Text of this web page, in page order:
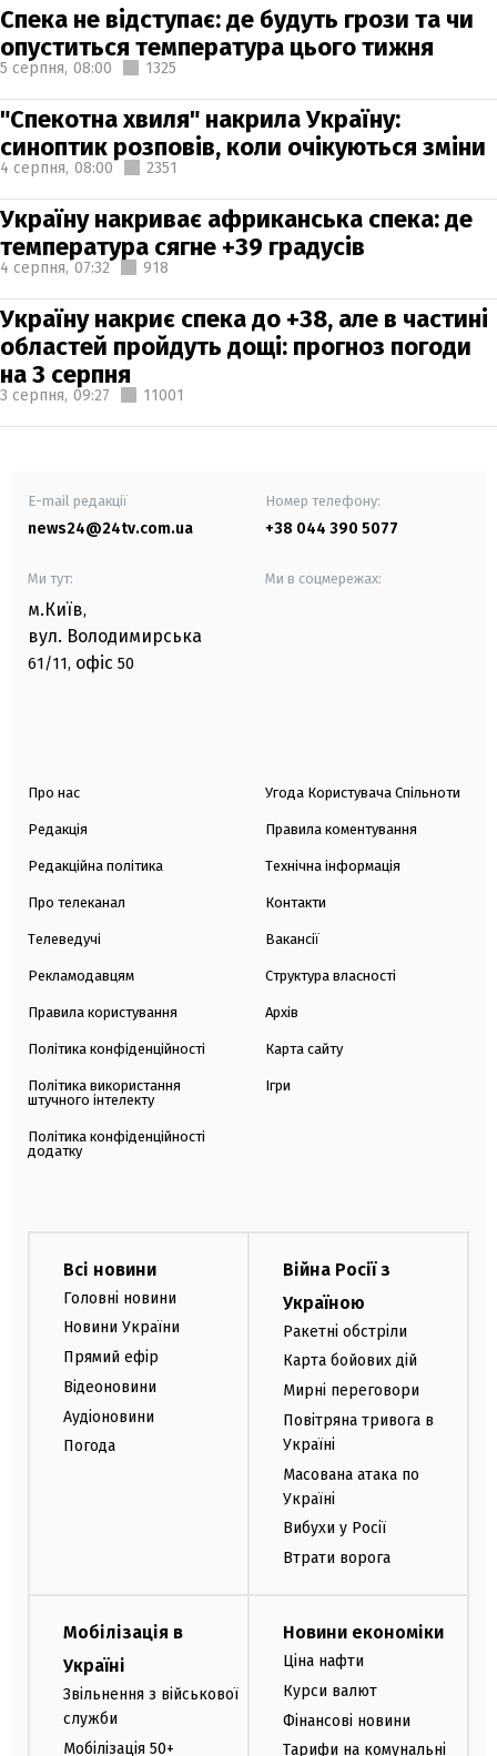
Спека не відступає: де будуть грози та чи
опуститься температура цього тижня
5 серпня, 08:00 1325
"Спекотна хвиля" накрила Україну:
синоптик розповів, коли очікуються зміни
4 серпня, 08:00 2351
Україну накриває африканська спека: де
температура сягне +39 градусів
4 серпня, 07:32 918
Україну накриє спека до +38, але в частині
областей пройдуть дощі: прогноз погоди
на 3 серпня
3 серпня, 09:27 11001
E-mail редакції
news24@24tv.com.ua
Номер телефону:
+38 044 390 5077
Ми тут:
м.Київ,
вул. Володимирська
61/11, офіс 50
Ми в соцмережах:
Про нас
Редакція
Редакційна політика
Про телеканал
Телеведучі
Рекламодавцям
Правила користування
Політика конфіденційності
Політика використання
штучного інтелекту
Політика конфіденційності
додатку
Угода Користувача Спільноти
Правила коментування
Технічна інформація
Контакти
Вакансії
Структура власності
Архів
Карта сайту
Ігри
Всі новини
Головні новини
Новини України
Прямий ефір
Відеоновини
Аудіоновини
Погода
Війна Росії з
Україною
Ракетні обстріли
Карта бойових дій
Мирні переговори
Повітряна тривога в
Україні
Масована атака по
Україні
Вибухи у Росії
Втрати ворога
Мобілізація в
Україні
Звільнення з військової
служби
Мобілізація 50+
Новини економіки
Ціна нафти
Курси валют
Фінансові новини
Тарифи на комунальні